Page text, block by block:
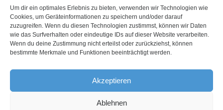
Um dir ein optimales Erlebnis zu bieten, verwenden wir Technologien wie
Cookies, um Geräteinformationen zu speichern und/oder darauf
zuzugreifen. Wenn du diesen Technologien zustimmst, können wir Daten
wie das Surfverhalten oder eindeutige IDs auf dieser Website verarbeiten.
Wenn du deine Zustimmung nicht erteilst oder zurückziehst, können
bestimmte Merkmale und Funktionen beeinträchtigt werden.
Akzeptieren
Ablehnen
H&Z.digital / Süd
Max-Joseph-Str. 6
80333 München
Rosenstr. 2
26122 Oldenburg